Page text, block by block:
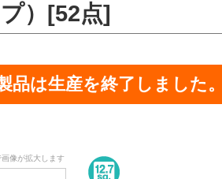
）[52点]
品は生産を終了しました。
像が拡大します